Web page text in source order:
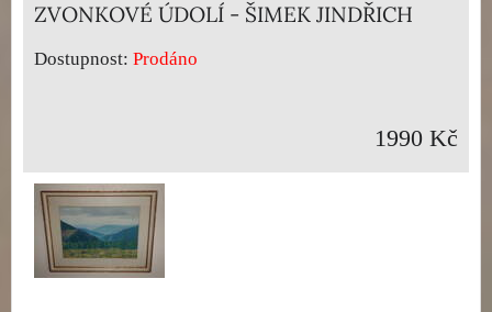
ZVONKOVÉ ÚDOLÍ - ŠIMEK JINDŘICH
Dostupnost: Prodáno
1990 Kč